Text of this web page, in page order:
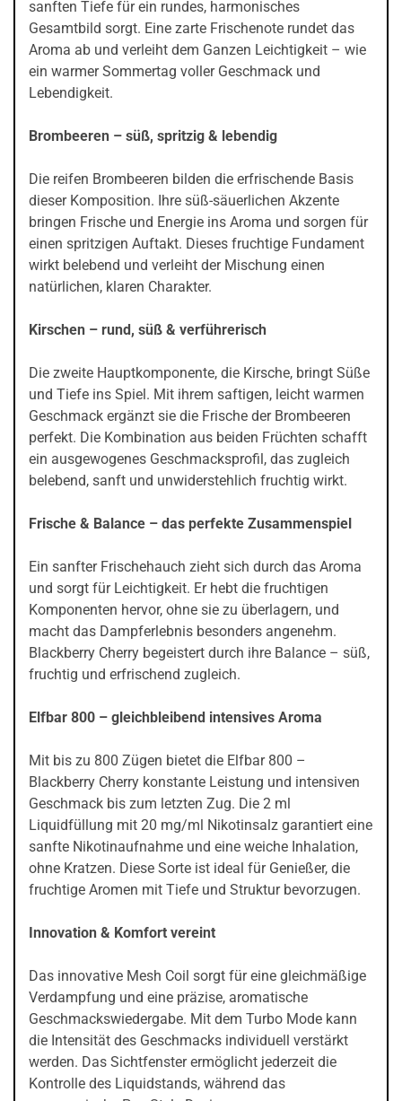
sanften Tiefe für ein rundes, harmonisches
Gesamtbild sorgt. Eine zarte Frischenote rundet das
Aroma ab und verleiht dem Ganzen Leichtigkeit – wie
ein warmer Sommertag voller Geschmack und
Lebendigkeit.
Brombeeren – süß, spritzig & lebendig
Die reifen Brombeeren bilden die erfrischende Basis
dieser Komposition. Ihre süß-säuerlichen Akzente
bringen Frische und Energie ins Aroma und sorgen für
einen spritzigen Auftakt. Dieses fruchtige Fundament
wirkt belebend und verleiht der Mischung einen
natürlichen, klaren Charakter.
Kirschen – rund, süß & verführerisch
Die zweite Hauptkomponente, die Kirsche, bringt Süße
und Tiefe ins Spiel. Mit ihrem saftigen, leicht warmen
Geschmack ergänzt sie die Frische der Brombeeren
perfekt. Die Kombination aus beiden Früchten schafft
ein ausgewogenes Geschmacksprofil, das zugleich
belebend, sanft und unwiderstehlich fruchtig wirkt.
Frische & Balance – das perfekte Zusammenspiel
Ein sanfter Frischehauch zieht sich durch das Aroma
und sorgt für Leichtigkeit. Er hebt die fruchtigen
Komponenten hervor, ohne sie zu überlagern, und
macht das Dampferlebnis besonders angenehm.
Blackberry Cherry begeistert durch ihre Balance – süß,
fruchtig und erfrischend zugleich.
Elfbar 800 – gleichbleibend intensives Aroma
Mit bis zu 800 Zügen bietet die Elfbar 800 –
Blackberry Cherry konstante Leistung und intensiven
Geschmack bis zum letzten Zug. Die 2 ml
Liquidfüllung mit 20 mg/ml Nikotinsalz garantiert eine
sanfte Nikotinaufnahme und eine weiche Inhalation,
ohne Kratzen. Diese Sorte ist ideal für Genießer, die
fruchtige Aromen mit Tiefe und Struktur bevorzugen.
Innovation & Komfort vereint
Das innovative Mesh Coil sorgt für eine gleichmäßige
Verdampfung und eine präzise, aromatische
Geschmackswiedergabe. Mit dem Turbo Mode kann
die Intensität des Geschmacks individuell verstärkt
werden. Das Sichtfenster ermöglicht jederzeit die
Kontrolle des Liquidstands, während das